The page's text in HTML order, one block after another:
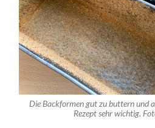
Die Backformen gut zu buttern und
Rezept sehr wichtig.